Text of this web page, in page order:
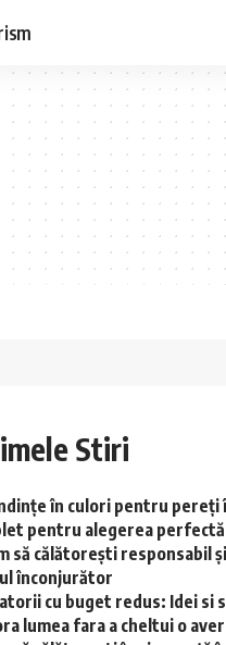
Stiri
în culori pentru pereți
pentru alegerea perfectă
să călătorești responsabil
înconjurător
cu buget redus: Idei si
lumea fara a cheltui o